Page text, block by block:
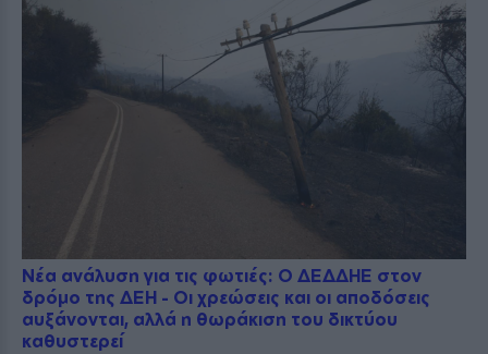
Νέα ανάλυση για τις φωτιές: Ο ΔΕΔΔΗΕ στον
δρόμο της ΔΕΗ - Οι χρεώσεις και οι αποδόσεις
αυξάνονται, αλλά η θωράκιση του δικτύου
καθυστερεί